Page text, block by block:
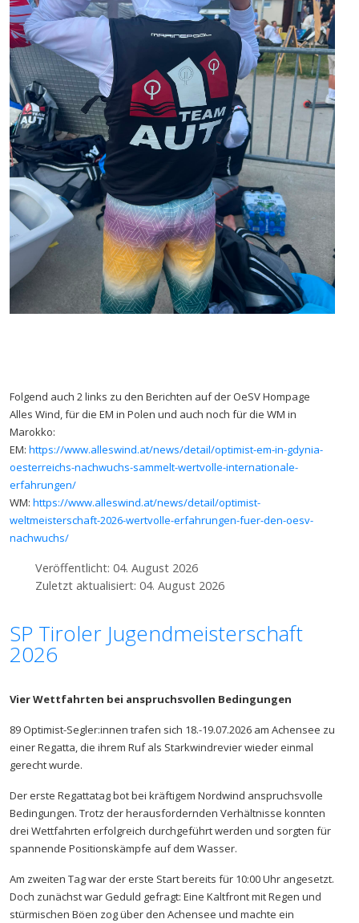
Folgend auch 2 links zu den Berichten auf der OeSV Hompage
Alles Wind, für die EM in Polen und auch noch für die WM in
Marokko:
EM: https://www.alleswind.at/news/detail/optimist-em-in-gdynia-
oesterreichs-nachwuchs-sammelt-wertvolle-internationale-
erfahrungen/
WM: https://www.alleswind.at/news/detail/optimist-
weltmeisterschaft-2026-wertvolle-erfahrungen-fuer-den-oesv-
nachwuchs/
Veröffentlicht: 04. August 2026
Zuletzt aktualisiert: 04. August 2026
SP Tiroler Jugendmeisterschaft
2026
Vier Wettfahrten bei anspruchsvollen Bedingungen
89 Optimist-Segler:innen trafen sich 18.-19.07.2026 am Achensee zu
einer Regatta, die ihrem Ruf als Starkwindrevier wieder einmal
gerecht wurde.
Der erste Regattatag bot bei kräftigem Nordwind anspruchsvolle
Bedingungen. Trotz der herausfordernden Verhältnisse konnten
drei Wettfahrten erfolgreich durchgeführt werden und sorgten für
spannende Positionskämpfe auf dem Wasser.
Am zweiten Tag war der erste Start bereits für 10:00 Uhr angesetzt.
Doch zunächst war Geduld gefragt: Eine Kaltfront mit Regen und
stürmischen Böen zog über den Achensee und machte ein